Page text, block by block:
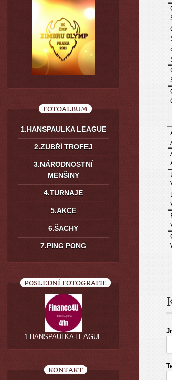
FOTOALBUM
1.HANSPAULKA LEAGUE
2.ZUBŘÍ TROFEJ
3.NÁRODNOSTNÍ
MENŠINY
4.TURNAJE
5.AKCE
6.ŠACHY
7.PING PONG
POSLEDNÍ FOTOGRAFIE
1.HANSPAULKA LEAGUE
KONTAKT